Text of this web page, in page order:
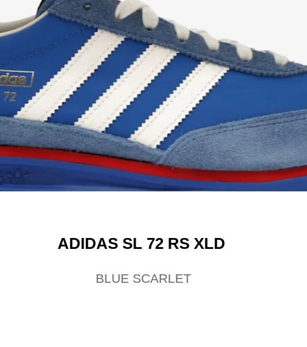
ADIDAS SL 72 RS XLD
BLUE SCARLET